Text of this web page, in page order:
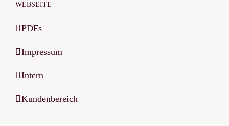
WEBSEITE
PDFs
Impressum
Intern
Kundenbereich